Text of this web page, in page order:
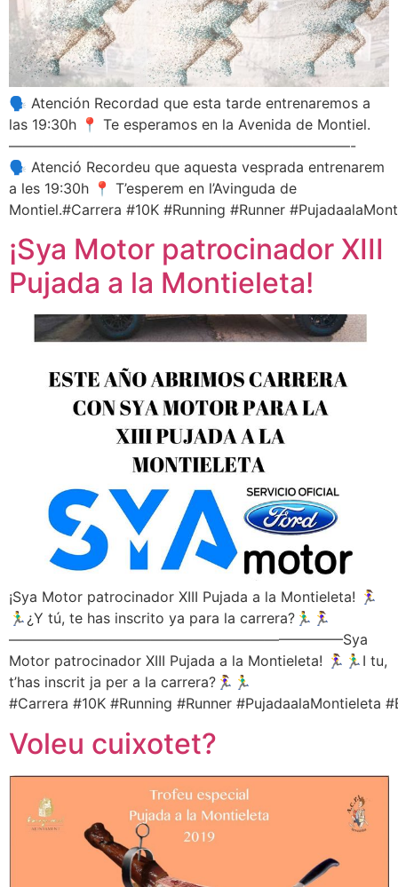
🗣 Atención Recordad que esta tarde entrenaremos a
las 19:30h 📍 Te esperamos en la Avenida de Montiel.
————————————————————————-
🗣 Atenció Recordeu que aquesta vesprada entrenarem
a les 19:30h 📍 T’esperem en l’Avinguda de
Montiel.#Carrera #10K #Running #Runner
¡Sya Motor patrocinador XIII
Pujada a la Montieleta!
¡Sya Motor patrocinador XIII Pujada a la Montieleta! 🏃‍♀️
🏃‍♂️¿Y tú, te has inscrito ya para la carrera?🏃‍♂️🏃‍♀️
———————————————————————–Sya
Motor patrocinador XIII Pujada a la Montieleta! 🏃‍♀️🏃‍♂️I tu,
t’has inscrit ja per a la carrera?🏃‍♀️🏃‍♂️
#Carrera #10K #Running #Runner #PujadaalaMontieleta
Voleu cuixotet?